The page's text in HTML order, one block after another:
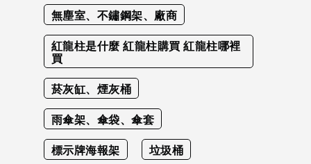
無塵室、不鏽鋼架、廠商
紅龍柱是什麼 紅龍柱購買 紅龍柱哪裡
買
菸灰缸、煙灰桶
雨傘架、傘袋、傘套
標示牌海報架 垃圾桶